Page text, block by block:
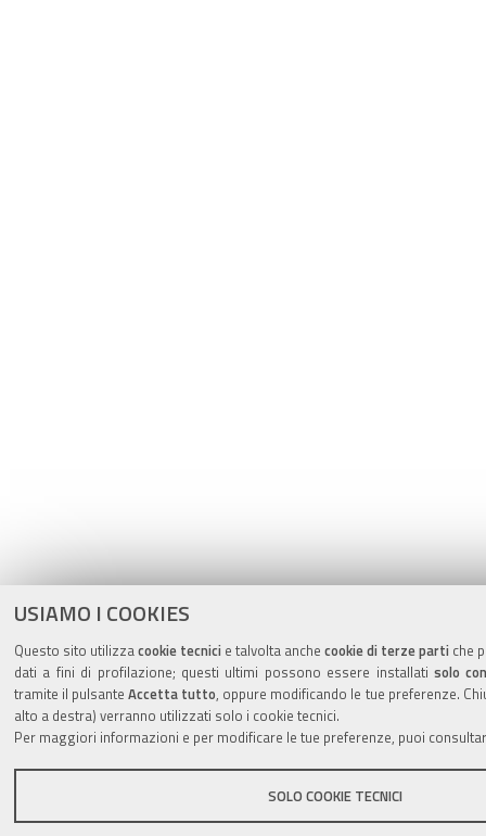
USIAMO I COOKIES
Questo sito utilizzacookie tecnici e talvolta anche cookie di terze parti che
dati a fini di profilazione; questi ultimi possono essere installati solo
tramite il pulsanteAccetta tutto, oppure modificando le tue preferenze.
alto a destra) verranno utilizzati solo i cookie tecnici.
Per maggiori informazioni e per modificare le tue preferenze, puoi
SOLO COOKIE TECNICI